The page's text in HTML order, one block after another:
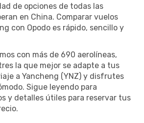
de opciones de todas las
en China. Comparar vuelos
con Opodo es rápido, sencillo y
con más de 690 aerolíneas,
la que mejor se adapte a tus
a Yancheng (YNZ) y disfrutes
Sigue leyendo para
y detalles útiles para reservar tus